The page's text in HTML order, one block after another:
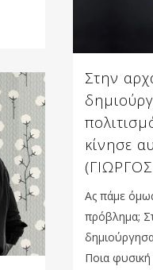
Στην
κίνησε
Ας πάμε
πρόβλημα;
Ποια